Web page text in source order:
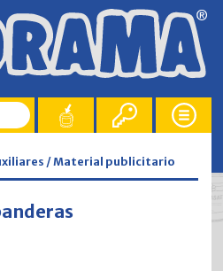
/ Material publicitario